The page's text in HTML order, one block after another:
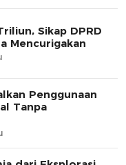
Sikap DPRD
Mencurigakan
Penggunaan
Tanpa